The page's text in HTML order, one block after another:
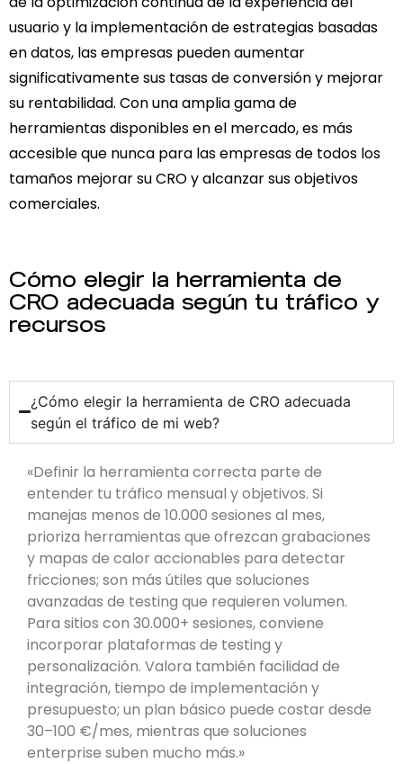
usuario y la implementación de estrategias basadas
en datos, las empresas pueden aumentar
significativamente sus tasas de conversión y mejorar
su rentabilidad. Con una amplia gama de
herramientas disponibles en el mercado, es más
accesible que nunca para las empresas de todos los
tamaños mejorar su CRO y alcanzar sus objetivos
comerciales.
Cómo elegir la herramienta de
CRO adecuada según tu tráfico y
recursos
¿Cómo elegir la herramienta de CRO adecuada
según el tráfico de mi web?
«Definir la herramienta correcta parte de
entender tu tráfico mensual y objetivos. Si
manejas menos de 10.000 sesiones al mes,
prioriza herramientas que ofrezcan grabaciones
y mapas de calor accionables para detectar
fricciones; son más útiles que soluciones
avanzadas de testing que requieren volumen.
Para sitios con 30.000+ sesiones, conviene
incorporar plataformas de testing y
personalización. Valora también facilidad de
integración, tiempo de implementación y
presupuesto; un plan básico puede costar desde
30–100 €/mes, mientras que soluciones
enterprise suben mucho más.»